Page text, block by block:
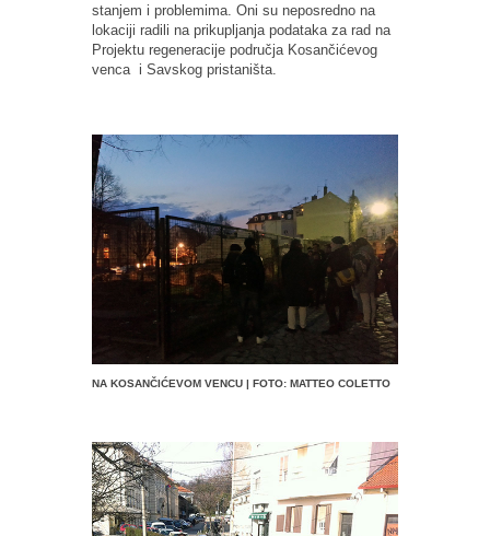
stanjem i problemima. Oni su neposredno na
lokaciji radili na prikupljanja podataka za rad na
Projektu regeneracije područja Kosančićevog
venca i Savskog pristaništa.
NA KOSANČIĆEVOM VENCU | FOTO: MATTEO COLETTO